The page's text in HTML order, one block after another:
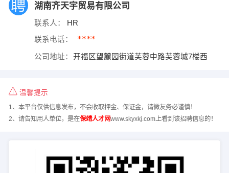
湖南齐天宇贸易有限公司
联系人： HR
联系电话： ****
公司地址： 开福区望麓园街道芙蓉中路芙蓉城7楼西
温馨提示
1、本平台仅供信息发布，不会收取押金、保证金，请微友务必谨慎！
2、请告知用人单位，是在保靖人才网www.skyxkj.com上看到该招聘信息的！